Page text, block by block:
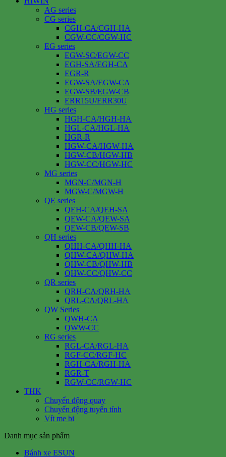
AG series
CG series
CGH-CA/CGH-HA
CGW-CC/CGW-HC
EG series
EGW-SC/EGW-CC
EGH-SA/EGH-CA
EGR-R
EGW-SA/EGW-CA
EGW-SB/EGW-CB
ERR15U/ERR30U
HG series
HGH-CA/HGH-HA
HGL-CA/HGL-HA
HGR-R
HGW-CA/HGW-HA
HGW-CB/HGW-HB
HGW-CC/HGW-HC
MG series
MGN-C/MGN-H
MGW-C/MGW-H
QE series
QEH-CA/QEH-SA
QEW-CA/QEW-SA
QEW-CB/QEW-SB
QH series
QHH-CA/QHH-HA
QHW-CA/QHW-HA
QHW-CB/QHW-HB
QHW-CC/QHW-CC
QR series
QRH-CA/QRH-HA
QRL-CA/QRL-HA
QW Series
QWH-CA
QWW-CC
RG series
RGL-CA/RGL-HA
RGF-CC/RGF-HC
RGH-CA/RGH-HA
RGR-T
RGW-CC/RGW-HC
THK
Chuyển động quay
Chuyển động tuyến tính
Vít me bi
Danh mục sản phẩm
Bánh xe ESUN